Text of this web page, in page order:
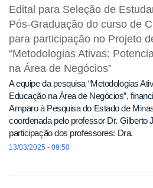
Edital para Seleção de
Pós-Graduação do curso de
para participação no Projeto
“Metodologias Ativas:
na Área de Negócios”
A equipe da pesquisa “Metodologias
Educação na Área de Negócios”,
Amparo à Pesquisa do Estado de
coordenada pelo professor Dr.
participação dos professores: Dra.
13/03/2025 - 09:50